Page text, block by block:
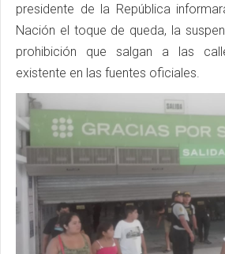
presidente de la República
Nación el toque de queda, la
prohibición que salgan a las
existente en las fuentes oficiales.